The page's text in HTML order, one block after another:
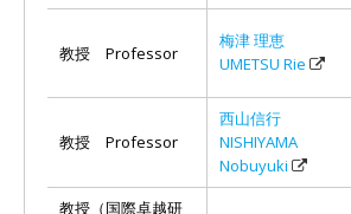
教授 Professor
梅津 理恵
UMETSU Rie
教授 Professor
西山信行
NISHIYAMA
Nobuyuki
教授（国際卓越研